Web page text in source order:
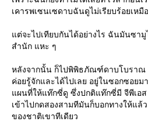
เคารพเซนเซดาบฉันดูไม่เรียบร้อยเหมื
แต่จะไปเทียบกันได้อย่างไร ฉันมันซา
สำนัก แหะ ๆ
หลังจากนั้น ก็ไปพิพิธภัณฑ์ดาบโบราณ
ค่อยรู้จักและได้ไปเลย อยู่ในซอกซอยม
แผนที่ให้แท๊กซี่ดู ซึ่งปกติแท๊กซี่มี จีพีเอ
เข้าไปกดสองสามทีมันก็บอกทางให้แล้
ของชาติเขาทีเดียว